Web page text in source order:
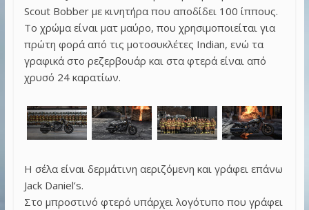
Scout Bobber με κινητήρα που αποδίδει 100 ίππους.
Το χρώμα είναι ματ μαύρο, που χρησιμοποιείται για
πρώτη φορά από τις μοτοσυκλέτες Indian, ενώ τα
γραφικά στο ρεζερβουάρ και στα φτερά είναι από
χρυσό 24 καρατίων.
Η σέλα είναι δερμάτινη αεριζόμενη και γράφει επάνω
Jack Daniel’s.
Στο μπροστινό φτερό υπάρχει λογότυπο που γράφει